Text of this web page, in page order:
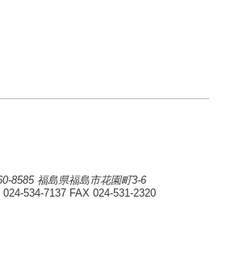
8585 福島県福島市花園町3-6
024-534-7137 FAX 024-531-2320